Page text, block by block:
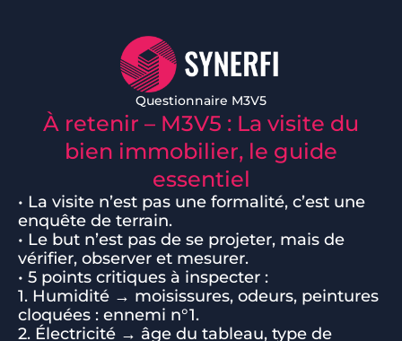
Questionnaire M3V5
À retenir – M3V5 : La visite du
bien immobilier, le guide
essentiel
• La visite n’est pas une formalité, c’est une
enquête de terrain.
• Le but n’est pas de se projeter, mais de
vérifier, observer et mesurer.
• 5 points critiques à inspecter :
1. Humidité → moisissures, odeurs, peintures
cloquées : ennemi n°1.
2. Électricité → âge du tableau, type de